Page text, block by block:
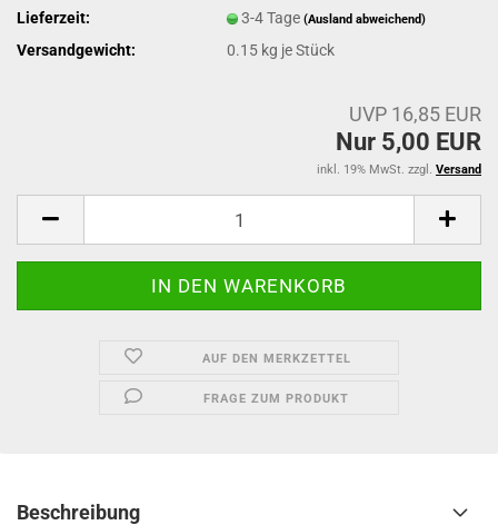
Lieferzeit:
3-4 Tage(Ausland abweichend)
Versandgewicht: 0.15 kg je Stück
UVP 16,85 EUR
Nur 5,00 EUR
inkl. 19% MwSt. zzgl. Versand
AUF DEN MERKZETTEL
FRAGE ZUM PRODUKT
Beschreibung